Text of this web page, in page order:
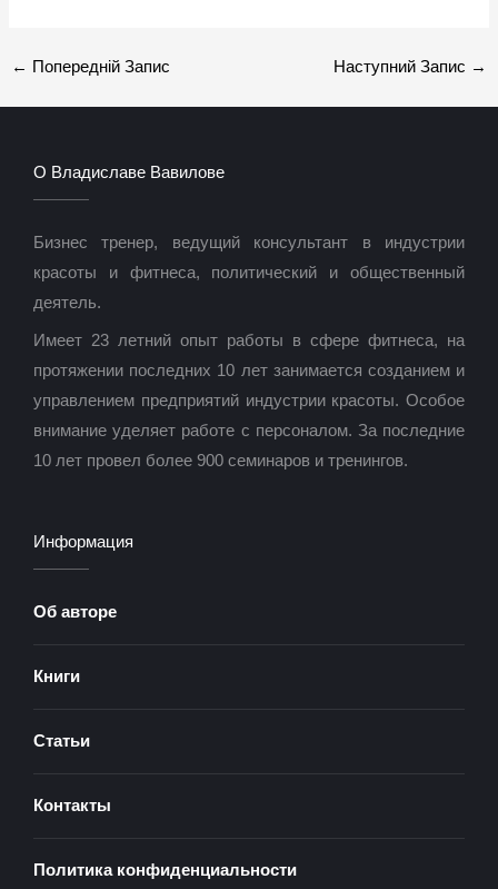
← Попередній Запис Наступний Запис →
О Владиславе Вавилове
Бизнес тренер, ведущий консультант в индустрии
красоты и фитнеса, политический и общественный
деятель.
Имеет 23 летний опыт работы в сфере фитнеса, на
протяжении последних 10 лет занимается созданием и
управлением предприятий индустрии красоты. Особое
внимание уделяет работе с персоналом. За последние
10 лет провел более 900 семинаров и тренингов.
Информация
Об авторе
Книги
Статьи
Контакты
Политика конфиденциальности